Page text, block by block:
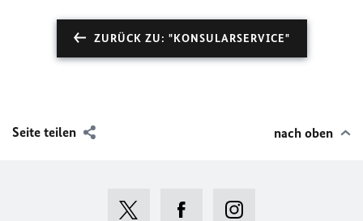
ZURÜCK ZU: "KONSULARSERVICE"
Seite teilen nach oben